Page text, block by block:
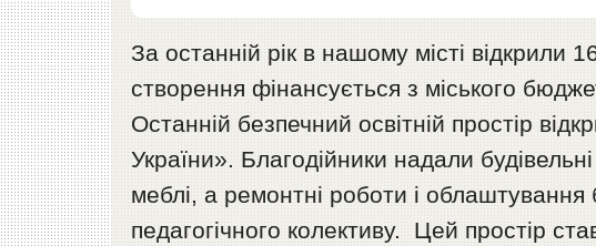
За останній рік в нашому місті відкрили
створення фінансується з міського
Останній безпечний освітній простір
України». Благодійники надали
меблі, а ремонтні роботи і
педагогічного колективу. Цей простір